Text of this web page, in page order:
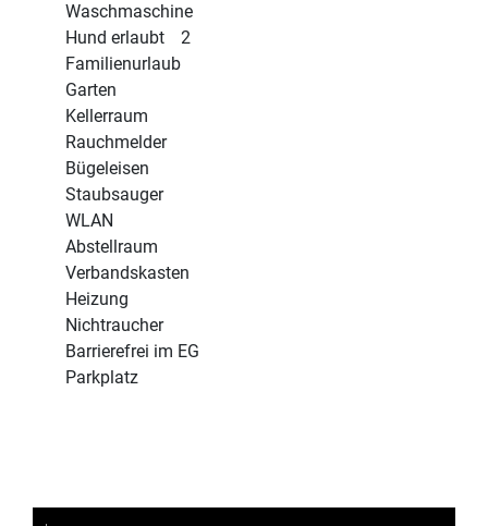
Waschmaschine
Hund erlaubt
2
Familienurlaub
Garten
Kellerraum
Rauchmelder
Bügeleisen
Staubsauger
WLAN
Abstellraum
Verbandskasten
Heizung
Nichtraucher
Barrierefrei im EG
Parkplatz